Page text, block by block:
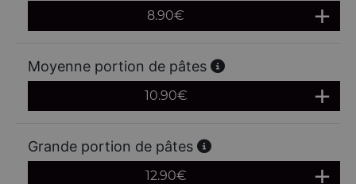
8.90€
Moyenne portion de pâtes
10.90€
Grande portion de pâtes
12.90€